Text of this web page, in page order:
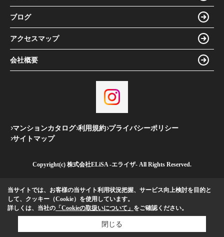
ブログ
アクセスマップ
会社概要
マンションカタログ 利用規約 プライバシーポリシー
サイトマップ
Copyright(c) 株式会社ELiSA -エライザ- All Rights Reserved.
当サイトでは、お客様の当サイト利用状況把握、サービス向上検討を目的と
して、クッキー（Cookie）を使用しています。
詳しくは、当社の 「Cookieの取扱いについて」 をご確認ください。
閉じる